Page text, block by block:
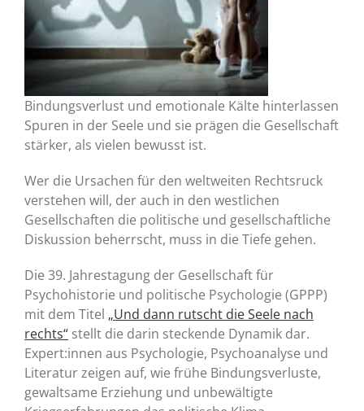
Bindungsverlust und emotionale Kälte hinterlassen
Spuren in der Seele und sie prägen die Gesellschaft
stärker, als vielen bewusst ist.
Wer die Ursachen für den weltweiten Rechtsruck
verstehen will, der auch in den westlichen
Gesellschaften die politische und gesellschaftliche
Diskussion beherrscht, muss in die Tiefe gehen.
Die 39. Jahrestagung der Gesellschaft für
Psychohistorie und politische Psychologie (GPPP)
mit dem Titel „Und dann rutscht die Seele nach
rechts“ stellt die darin steckende Dynamik dar.
Expert:innen aus Psychologie, Psychoanalyse und
Literatur zeigen auf, wie frühe Bindungsverluste,
gewaltsame Erziehung und unbewältigte